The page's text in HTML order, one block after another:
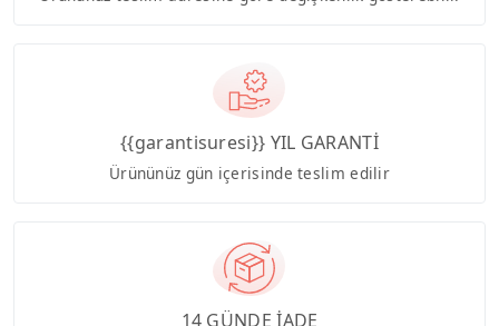
{{garantisuresi}} YIL GARANTİ
Ürününüz gün içerisinde teslim edilir
14 GÜNDE İADE